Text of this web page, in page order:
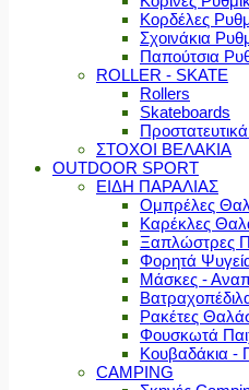
Κορδέλες
Σχοινάκια
Παπούτσια
ROLLER - SKATE
Rollers
Skateboards
ΣΤΟΧΟΙ ΒΕΛΑΚΙΑ
OUTDOOR SPORT
ΕΙΔΗ ΠΑΡΑΛΙΑΣ
Ομπρέλες
Καρέκλες
Ξαπλώστρες
Φορητά
Μάσκες -
Ρακέτες
Φουσκωτά
Κουβαδάκια -
CAMPING